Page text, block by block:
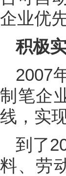
企业优
积极
2007
制笔企
线，实
到了
料、劳